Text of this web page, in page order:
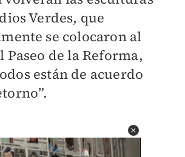
Verdes, que
se colocaron al
de la Reforma,
están de acuerdo